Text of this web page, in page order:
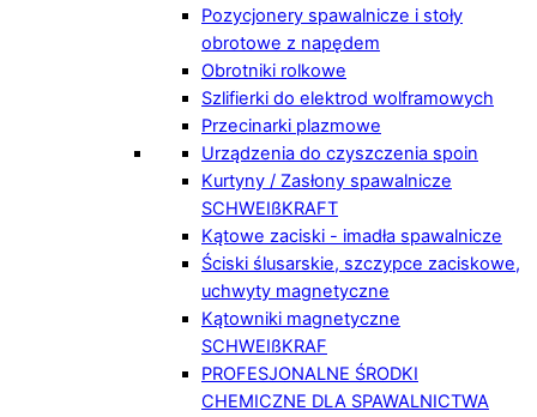
Pozycjonery spawalnicze i stoły
obrotowe z napędem
Obrotniki rolkowe
Szlifierki do elektrod wolframowych
Przecinarki plazmowe
Urządzenia do czyszczenia spoin
Kurtyny / Zasłony spawalnicze
SCHWEIßKRAFT
Kątowe zaciski - imadła spawalnicze
Ściski ślusarskie, szczypce zaciskowe,
uchwyty magnetyczne
Kątowniki magnetyczne
SCHWEIßKRAF
PROFESJONALNE ŚRODKI
CHEMICZNE DLA SPAWALNICTWA